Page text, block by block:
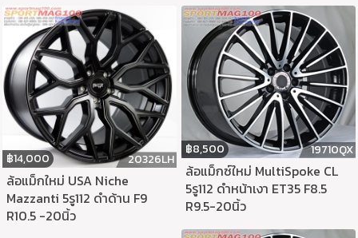
฿14,000 20326LH
ล้อแม็กใหม่ USA Niche
Mazzanti 5รู112 ดำด้าน F9
R10.5 -20นิ้ว
฿8,500 19710QX
ล้อแม็กซ์ใหม่ MultiSpoke CL
5รู112 ดำหน้าเงา ET35 F8.5
R9.5-20นิ้ว